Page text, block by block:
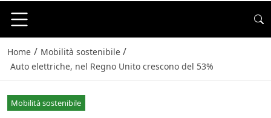
Home / Mobilità sostenibile /
Auto elettriche, nel Regno Unito crescono del 53%
Mobilità sostenibile